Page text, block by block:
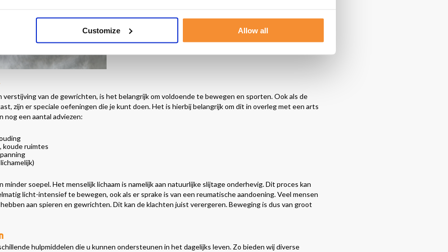
Customize Allow all
van de gewrichten, is het belangrijk om voldoende te bewegen en sporten. Ook als de
zijn er speciale oefeningen die je kunt doen. Het is hierbij belangrijk om dit in overleg met een arts
een aantal adviezen:
koude ruimtes
soepel. Het menselijk lichaam is namelijk aan natuurlijke slijtage onderhevig. Dit proces kan
licht-intensief te bewegen, ook als er sprake is van een reumatische aandoening. Veel mensen
aan spieren en gewrichten. Dit kan de klachten juist verergeren. Beweging is dus van groot
hulpmiddelen die u kunnen ondersteunen in het dagelijks leven. Zo bieden wij diverse